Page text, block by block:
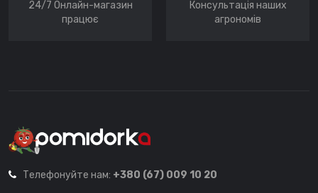
24/7 Онлайн-магазин
працює
Консультація наших
агрономів
Телефонуйте нам: +380 (67) 009 10 20